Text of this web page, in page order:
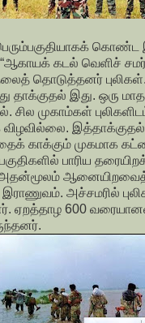
“ஆகாயக் கடல் வெளிச்
தொடுத்தனர் புலிகள்.
தாக்குதல் இது. ஒரு
சில முகாம்கள்
விழவில்லை. இத்தாக்குதல்
காக்கும் முகமாக
பாரிய
அதன்மூலம்
அச்சமரில்
ஏறத்தாழ 600